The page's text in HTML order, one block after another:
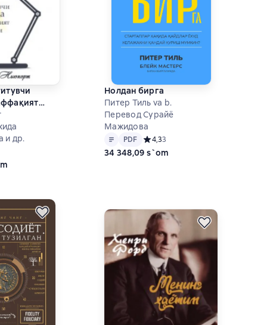
и др.
рейтинг 5 на основе 5 оценок
Нолдан бирга
Питер Тиль va b.
Перевод Сурайё
Мажидова
Matn PDF
PDF Средний рейтинг 4,3 на основе 3
4,33
34 348,09 s`om